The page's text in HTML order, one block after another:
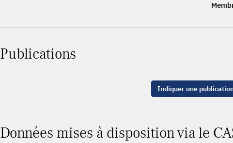
Publications
Indiquer une
Données mises à disposition via le